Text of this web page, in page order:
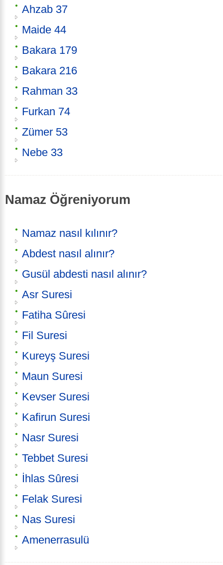
Ahzab 37
Maide 44
Bakara 179
Bakara 216
Rahman 33
Furkan 74
Zümer 53
Nebe 33
Namaz Öğreniyorum
Namaz nasıl kılınır?
Abdest nasıl alınır?
Gusül abdesti nasıl alınır?
Asr Suresi
Fatiha Sûresi
Fil Suresi
Kureyş Suresi
Maun Suresi
Kevser Suresi
Kafirun Suresi
Nasr Suresi
Tebbet Suresi
İhlas Sûresi
Felak Suresi
Nas Suresi
Amenerrasulü